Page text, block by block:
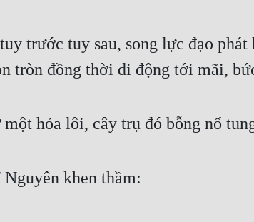
trước tuy sau, song lực đạo
tròn đồng thời di động tới mãi,
hỏa lôi, cây trụ đó bỗng nổ
khen thầm: